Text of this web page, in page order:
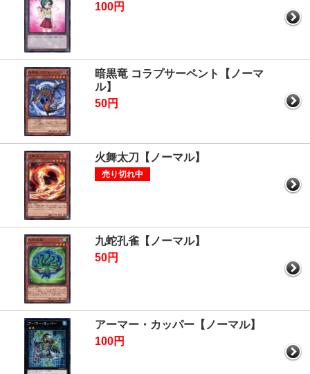
100円
暗黒竜 コラプサーペント【ノーマ
ル】
50円
火舞太刀【ノーマル】
売り切れ中
九蛇孔雀【ノーマル】
50円
アーマー・カッパー【ノーマル】
100円